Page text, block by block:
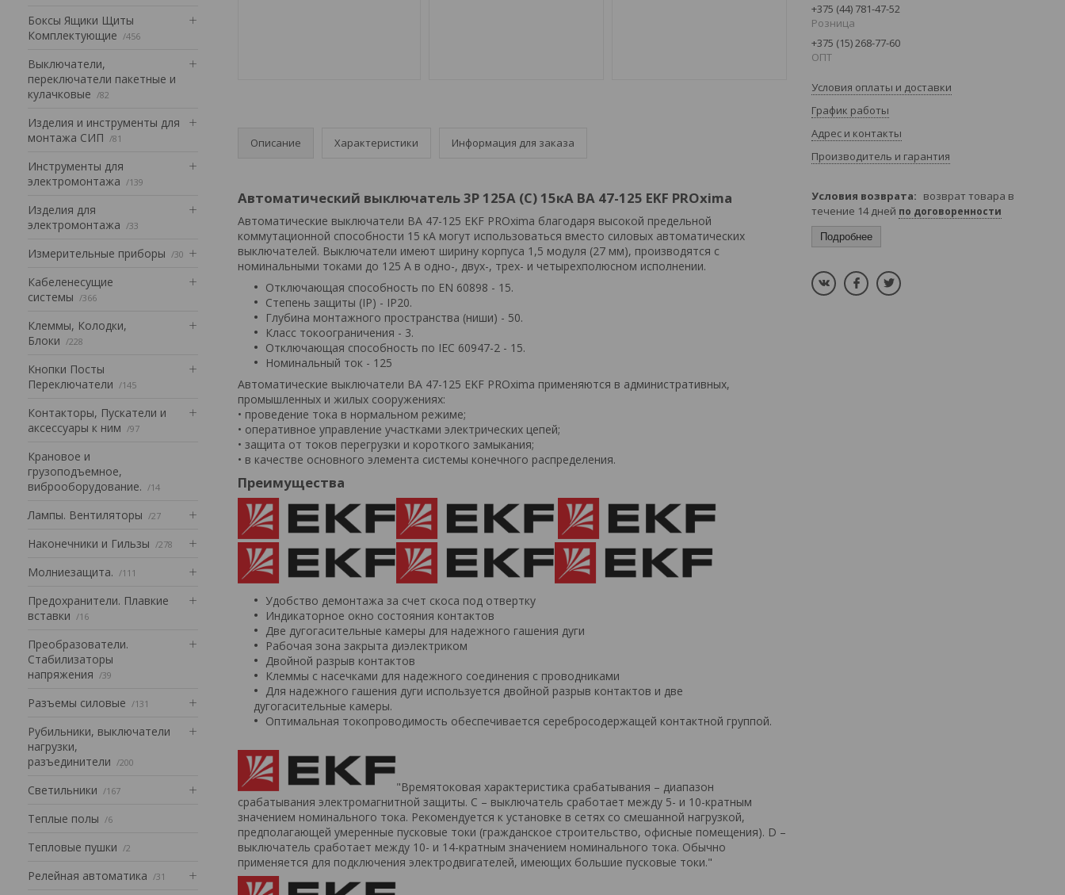
Боксы Ящики Щиты
Комплектующие
456
Выключатели,
переключатели пакетные и
кулачковые
82
Изделия и инструменты для
монтажа СИП
81
Инструменты для
электромонтажа
139
Изделия для
электромонтажа
33
Измерительные приборы 30
Кабеленесущие
системы
366
Клеммы, Колодки,
Блоки
228
Кнопки Посты
Переключатели
145
Контакторы, Пускатели и
аксессуары к ним
97
Крановое и
грузоподъемное,
виброоборудование.
14
Лампы. Вентиляторы 27
Наконечники и Гильзы 278
Mолниезащита. 111
Предохранители. Плавкие
вставки
16
Преобразователи.
Стабилизаторы
напряжения
39
Разъемы силовые 131
Рубильники, выключатели
нагрузки,
разъединители
200
Светильники 167
Теплые полы 6
Тепловые пушки 2
Релейная автоматика 31
Описание Характеристики Информация для заказа
Автоматический выключатель 3P 125А (C) 15кА ВА 47-125 EKF PROxima
Автоматические выключатели ВА 47-125 EKF PROxima благодаря высокой предельной
коммутационной способности 15 кА могут использоваться вместо силовых автоматических
выключателей. Выключатели имеют ширину корпуса 1,5 модуля (27 мм), производятся с
номинальными токами до 125 А в одно-, двух-, трех- и четырехполюсном исполнении.
Отключающая способность по EN 60898 - 15.
Степень защиты (IP) - IP20.
Глубина монтажного пространства (ниши) - 50.
Класс токоограничения - 3.
Отключающая способность по IEC 60947-2 - 15.
Номинальный ток - 125
Автоматические выключатели ВА 47-125 EKF PROxima применяются в административных,
промышленных и жилых сооружениях:
• проведение тока в нормальном режиме;
• оперативное управление участками электрических цепей;
• защита от токов перегрузки и короткого замыкания;
• в качестве основного элемента системы конечного распределения.
Преимущества
Удобство демонтажа за счет скоса под отвертку
Индикаторное окно состояния контактов
Две дугогасительные камеры для надежного гашения дуги
Рабочая зона закрыта диэлектриком
Двойной разрыв контактов
Клеммы с насечками для надежного соединения с проводниками
Для надежного гашения дуги используется двойной разрыв контактов и две
дугогасительные камеры.
Оптимальная токопроводимость обеспечивается серебросодержащей контактной группой.
"Времятоковая характеристика срабатывания – диапазон
срабатывания электромагнитной защиты. С – выключатель сработает между 5- и 10-кратным
значением номинального тока. Рекомендуется к установке в сетях со смешанной нагрузкой,
предполагающей умеренные пусковые токи (гражданское строительство, офисные помещения). D –
выключатель сработает между 10- и 14-кратным значением номинального тока. Обычно
применяется для подключения электродвигателей, имеющих большие пусковые токи."
+375 (44) 781-47-52
Розница
+375 (15) 268-77-60
ОПТ
Условия оплаты и доставки
График работы
Адрес и контакты
Производитель и гарантия
возврат товара в
течение 14 дней по договоренности
Подробнее